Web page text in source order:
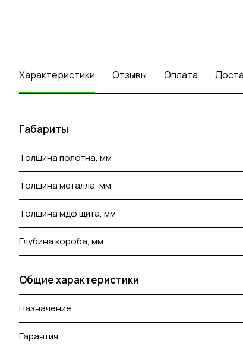
Характеристики Отзывы Оплата
Габариты
Толщина полотна, мм
Толщина металла, мм
Толщина мдф щита, мм
Глубина короба, мм
Общие характеристики
Назначение
Гарантия